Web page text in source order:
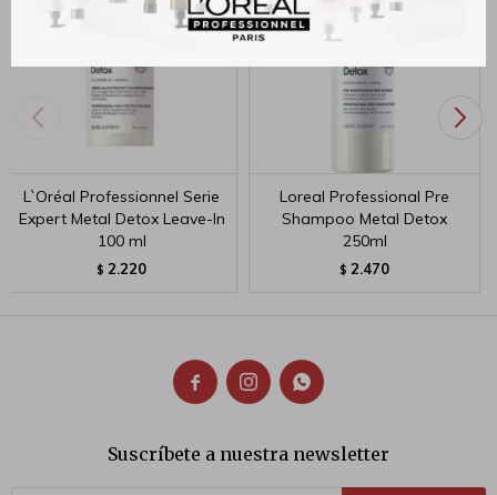
L`Oréal Professionnel Serie
Expert Metal Detox Leave-In
100 ml
$ 2.220
Loreal Professional Pre
Shampoo Metal Detox
250ml
$ 2.470
  
Suscríbete a nuestra newsletter